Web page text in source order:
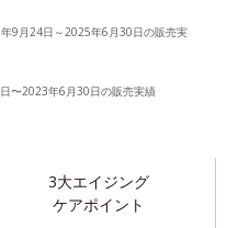
9月24日～2025年6月30日の販売実
〜2023年6月30日の販売実績
3大エイジング
ケアポイント